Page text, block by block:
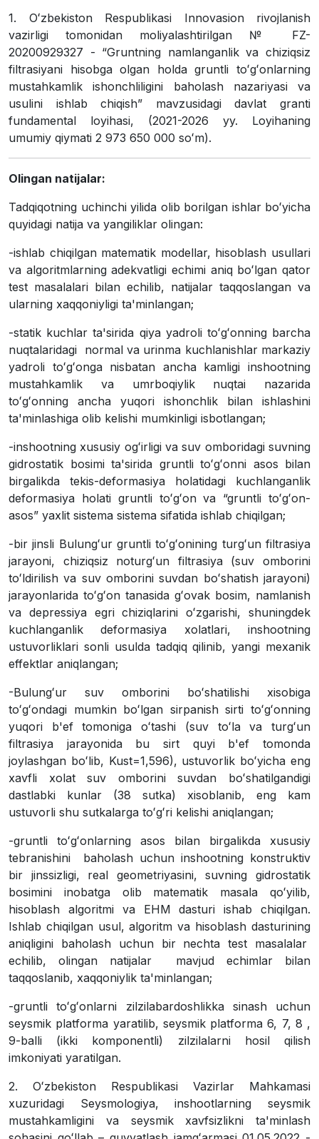
1. Oʻzbekiston Respublikasi Innovasion rivojlanish
vazirligi tomonidan moliyalashtirilgan № FZ-
20200929327 - “Gruntning namlanganlik va chiziqsiz
filtrasiyani hisobga olgan holda gruntli toʻgʻonlarning
mustahkamlik ishonchliligini baholash nazariyasi va
usulini ishlab chiqish” mavzusidagi davlat granti
fundamental loyihasi, (2021-2026 yy. Loyihaning
umumiy qiymati 2 973 650 000 soʻm).
Olingan natijalar:
Tadqiqotning uchinchi yilida olib borilgan ishlar boʻyicha
quyidagi natija va yangiliklar olingan:
-ishlab chiqilgan matematik modellar, hisoblash usullari
va algoritmlarning adekvatligi echimi aniq boʻlgan qator
test masalalari bilan echilib, natijalar taqqoslangan va
ularning xaqqoniyligi ta'minlangan;
-statik kuchlar ta'sirida qiya yadroli toʻgʻonning barcha
nuqtalaridagi normal va urinma kuchlanishlar markaziy
yadroli toʻgʻonga nisbatan ancha kamligi inshootning
mustahkamlik va umrboqiylik nuqtai nazarida
toʻgʻonning ancha yuqori ishonchlik bilan ishlashini
ta'minlashiga olib kelishi mumkinligi isbotlangan;
-inshootning xususiy ogʻirligi va suv omboridagi suvning
gidrostatik bosimi ta'sirida gruntli toʻgʻonni asos bilan
birgalikda tekis-deformasiya holatidagi kuchlanganlik
deformasiya holati gruntli toʻgʻon va “gruntli toʻgʻon-
asos” yaxlit sistema sistema sifatida ishlab chiqilgan;
-bir jinsli Bulungʻur gruntli toʻgʻonining turgʻun filtrasiya
jarayoni, chiziqsiz noturgʻun filtrasiya (suv omborini
toʻldirilish va suv omborini suvdan boʻshatish jarayoni)
jarayonlarida toʻgʻon tanasida gʻovak bosim, namlanish
va depressiya egri chiziqlarini oʻzgarishi, shuningdek
kuchlanganlik deformasiya xolatlari, inshootning
ustuvorliklari sonli usulda tadqiq qilinib, yangi mexanik
effektlar aniqlangan;
-Bulungʻur suv omborini boʻshatilishi xisobiga
toʻgʻondagi mumkin boʻlgan sirpanish sirti toʻgʻonning
yuqori b'ef tomoniga oʻtashi (suv toʻla va turgʻun
filtrasiya jarayonida bu sirt quyi b'ef tomonda
joylashgan boʻlib, Kust=1,596), ustuvorlik boʻyicha eng
xavfli xolat suv omborini suvdan boʻshatilgandigi
dastlabki kunlar (38 sutka) xisoblanib, eng kam
ustuvorli shu sutkalarga toʻgʻri kelishi aniqlangan;
-gruntli toʻgʻonlarning asos bilan birgalikda xususiy
tebranishini baholash uchun inshootning konstruktiv
bir jinssizligi, real geometriyasini, suvning gidrostatik
bosimini inobatga olib matematik masala qoʻyilib,
hisoblash algoritmi va EHM dasturi ishab chiqilgan.
Ishlab chiqilgan usul, algoritm va hisoblash dasturining
aniqligini baholash uchun bir nechta test masalalar
echilib, olingan natijalar mavjud echimlar bilan
taqqoslanib, xaqqoniylik ta'minlangan;
-gruntli toʻgʻonlarni zilzilabardoshlikka sinash uchun
seysmik platforma yaratilib, seysmik platforma 6, 7, 8 ,
9-balli (ikki komponentli) zilzilalarni hosil qilish
imkoniyati yaratilgan.
2. Oʻzbekiston Respublikasi Vazirlar Mahkamasi
xuzuridagi Seysmologiya, inshootlarning seysmik
mustahkamligini va seysmik xavfsizlikni ta'minlash